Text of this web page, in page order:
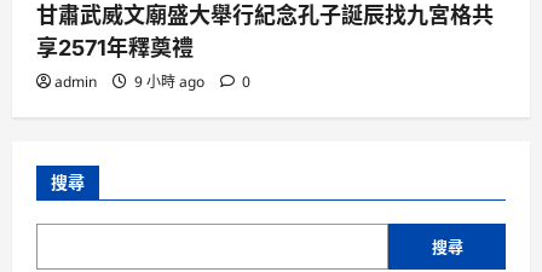
甘肅武威文廟盛大舉行紀念孔子誕辰找九宮格共
享2571年釋奠禮
admin 9 小時 ago 0
搜尋
搜尋